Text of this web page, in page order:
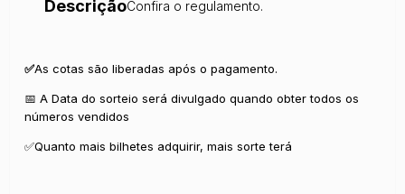
DescriçãoConfira o regulamento.
✅As cotas são liberadas após o pagamento.
📅 A Data do sorteio será divulgado quando obter todos os
números vendidos
✅Quanto mais bilhetes adquirir, mais sorte terá